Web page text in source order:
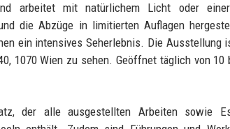
arbeitet mit natürlichem Licht oder
die Abzüge in limitierten Auflagen
ein intensives Seherlebnis. Die Ausstellung
1070 Wien zu sehen. Geöffnet täglich von 10
der alle ausgestellten Arbeiten sowie